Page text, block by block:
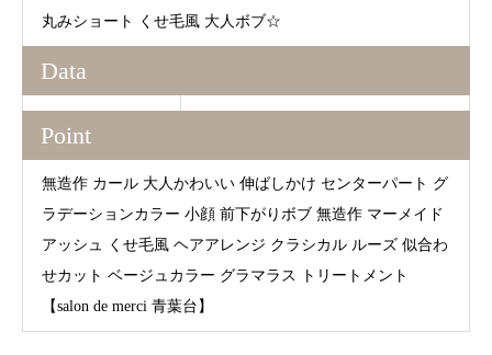
丸みショート くせ毛風 大人ボブ☆
Data
Point
無造作 カール 大人かわいい 伸ばしかけ センターパート グ
ラデーションカラー 小顔 前下がりボブ 無造作 マーメイド
アッシュ くせ毛風 ヘアアレンジ クラシカル ルーズ 似合わ
せカット ベージュカラー グラマラス トリートメント
【salon de merci 青葉台】